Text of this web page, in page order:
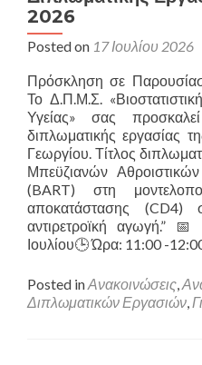
2026
Posted on 17 Ιουλίου 2026
Πρόσκληση σε
Το Δ.Π.Μ.Σ.
Υγείας» σας
διπλωματικής εργασίας
Γεωργίου. Τίτλος
Μπεϋζιανών
(BART) στη
αποκατάστασης
αντιρετροϊκή αγωγή.”
Ιουλίου🕒 Ώρα: 11:00 -
Posted inΑνακοινώσεις,
Διπλωματικών Εργασιών,